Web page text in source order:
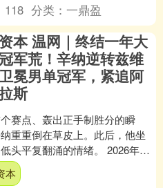
118 分类：一鼎盈
本 温网｜终结一年大
军荒！辛纳逆转兹维
冕男单冠军，紧追阿
斯
赛点、轰出正手制胜分的瞬
重重倒在草皮上。此后，他坐
头平复翻涌的情绪。 2026年温
赛，世界第一辛纳以6比
7比6（2）、....
本